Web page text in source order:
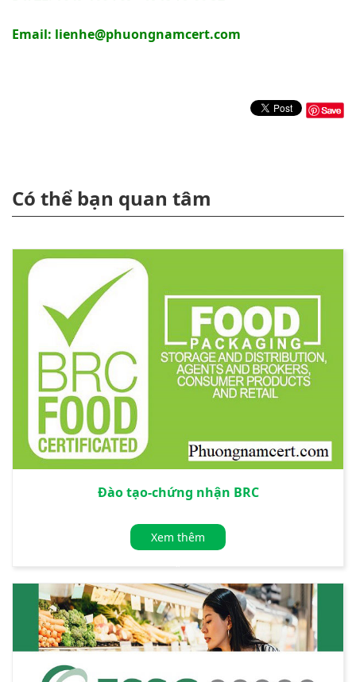
Email: lienhe@phuongnamcert.com
Có thể bạn quan tâm
Đào tạo-chứng nhận BRC
Xem thêm